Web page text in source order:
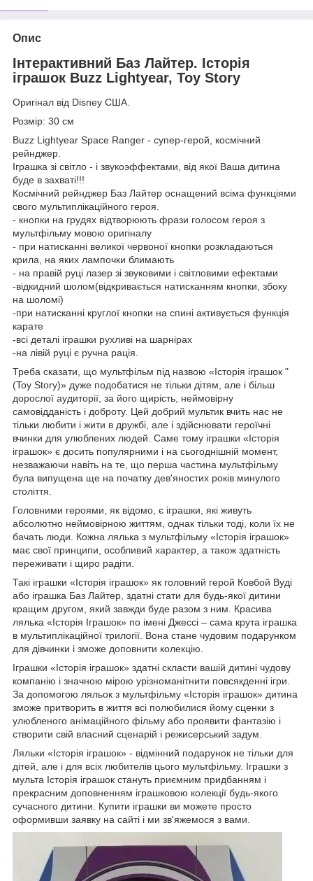
Опис
Інтерактивний Баз Лайтер. Історія
іграшок Buzz Lightyear, Toy Story
Оригінал від Disney США.
Розмір: 30 см
Buzz Lightyear Space Ranger - супер-герой, космічний
рейнджер.
Іграшка зі світло - і звукоэффектами, від якої Ваша дитина
буде в захваті!!!
Космічний рейнджер Баз Лайтер оснащений всіма функціями
свого мультиплікаційного героя.
- кнопки на грудях відтворюють фрази голосом героя з
мультфільму мовою оригіналу
- при натисканні великої червоної кнопки розкладаються
крила, на яких лампочки блимають
- на правій руці лазер зі звуковими і світловими ефектами
-відкидний шолом(відкривається натисканням кнопки, збоку
на шоломі)
-при натисканні круглої кнопки на спині активується функція
карате
-всі деталі іграшки рухливі на шарнірах
-на лівій руці є ручна рація.
Треба сказати, що мультфільм під назвою «Історія іграшок "
(Toy Story)» дуже подобатися не тільки дітям, але і більш
дорослої аудиторії, за його щирість, неймовірну
самовідданість і доброту. Цей добрий мультик вчить нас не
тільки любити і жити в дружбі, але і здійснювати героїчні
вчинки для улюблених людей. Саме тому іграшки «Історія
іграшок» є досить популярними і на сьогоднішній момент,
незважаючи навіть на те, що перша частина мультфільму
була випущена ще на початку дев'яностих років минулого
століття.
Головними героями, як відомо, є іграшки, які живуть
абсолютно неймовірною життям, однак тільки тоді, коли їх не
бачать люди. Кожна лялька з мультфільму «Історія іграшок»
має свої принципи, особливий характер, а також здатність
переживати і щиро радіти.
Такі іграшки «Історія іграшок» як головний герой Ковбой Вуді
або іграшка Баз Лайтер, здатні стати для будь-якої дитини
кращим другом, який завжди буде разом з ним. Красива
лялька «Історія Іграшок» по імені Джессі – сама крута іграшка
в мультиплікаційної трилогії. Вона стане чудовим подарунком
для дівчинки і зможе доповнити колекцію.
Іграшки «Історія іграшок» здатні скласти вашій дитині чудову
компанію і значною мірою урізноманітнити повсякденні ігри.
За допомогою ляльок з мультфільму «Історія іграшок» дитина
зможе притворить в життя всі полюбилися йому сценки з
улюбленого анімаційного фільму або проявити фантазію і
створити свій власний сценарій і режисерський задум.
Ляльки «Історія іграшок» - відмінний подарунок не тільки для
дітей, але і для всіх любителів цього мультфільму. Іграшки з
мульта Історія іграшок стануть приємним придбанням і
прекрасним доповненням іграшковою колекції будь-якого
сучасного дитини. Купити іграшки ви можете просто
оформивши заявку на сайті і ми зв'яжемося з вами.